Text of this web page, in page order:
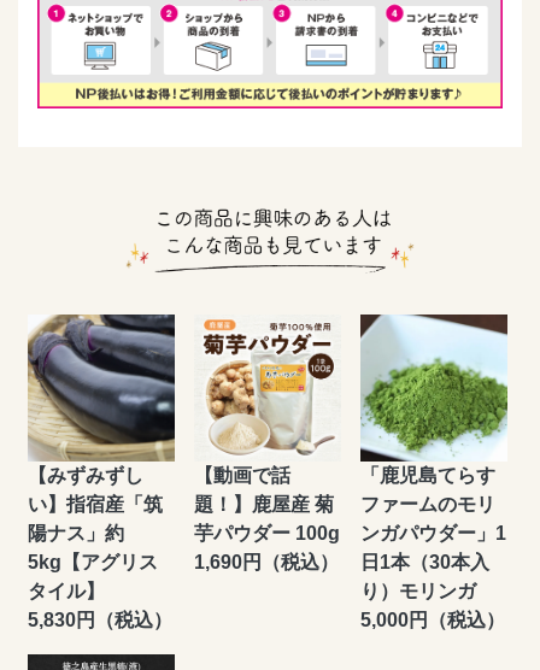
【みずみずし
い】指宿産「筑
陽ナス」約
5kg【アグリス
タイル】
5,830円（税込）
【動画で話
題！】鹿屋産 菊
芋パウダー 100g
1,690円（税込）
「鹿児島てらす
ファームのモリ
ンガパウダー」1
日1本（30本入
り）モリンガ
5,000円（税込）